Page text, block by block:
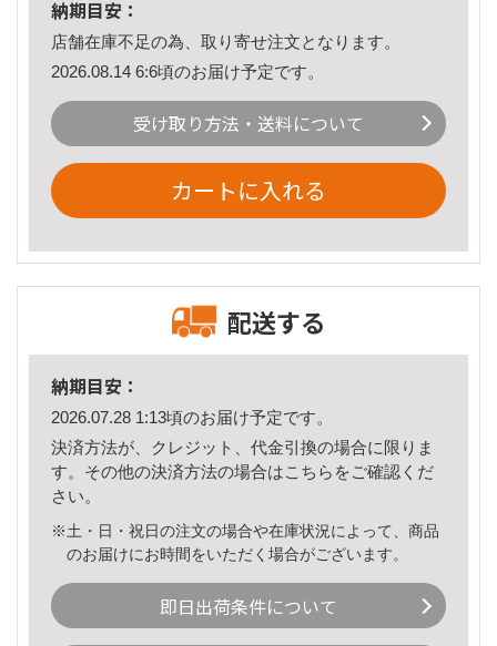
納期目安：
店舗在庫不足の為、取り寄せ注文となります。
2026.08.14 6:6頃のお届け予定です。
受け取り方法・送料について
カートに入れる
配送する
納期目安：
2026.07.28 1:13頃のお届け予定です。
決済方法が、クレジット、代金引換の場合に限りま
す。その他の決済方法の場合はこちら をご確認くだ
さい。
※土・日・祝日の注文の場合や在庫状況によって、商品
のお届けにお時間をいただく場合がございます。
即日出荷条件について